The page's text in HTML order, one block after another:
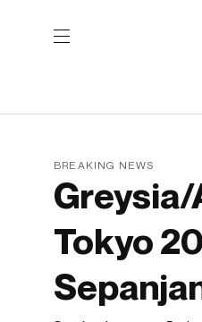
BREAKING NEWS
Greysia/
Tokyo